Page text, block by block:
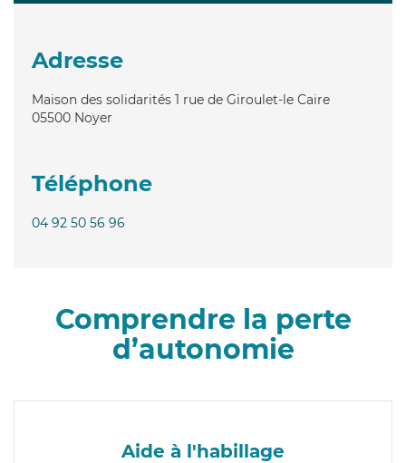
Adresse
Maison des solidarités 1 rue de Giroulet-le Caire
05500 Noyer
Téléphone
04 92 50 56 96
Comprendre la perte
d’autonomie
Aide à l'habillage